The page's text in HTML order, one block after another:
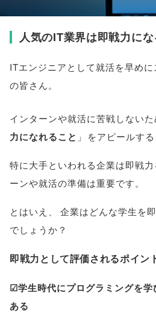
人気のIT業界は即戦力に
ITエンジニアとして就活を早め
の皆さん。
インターンや就活に苦戦しないた
力になれること 」 をアピールす
特に大手といわれる企業は即戦
ーンや就活の準備は重要です。
とはいえ
企業はどんな学生を
でしょうか？
即戦力として評価されるポイン
☑学生時代にプログラミングを
ある